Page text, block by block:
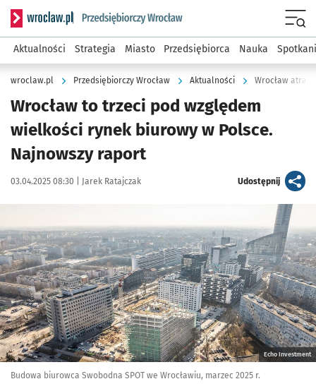
Serwis informacyjny wroclaw.pl podserwis: Strategia
Aktualności Strategia Miasto Przedsiębiorca Nauka
wroclaw.pl Przedsiębiorczy Wrocław Aktualności Wrocław
Wrocław to trzeci pod względem
wielkości rynek biurowy w Polsce.
Najnowszy raport
Data publikacji:
03.04.2025 08:30 | Autor:
Jarek Ratajczak Udostępnijartykuł
Echo Investment
Budowa biurowca Swobodna SPOT we Wrocławiu, marzec 2025 r.